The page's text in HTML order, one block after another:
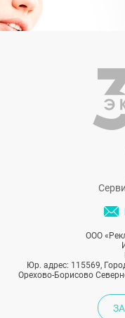
ООО
Юр. адрес: 115569,
Орехово-Борисово